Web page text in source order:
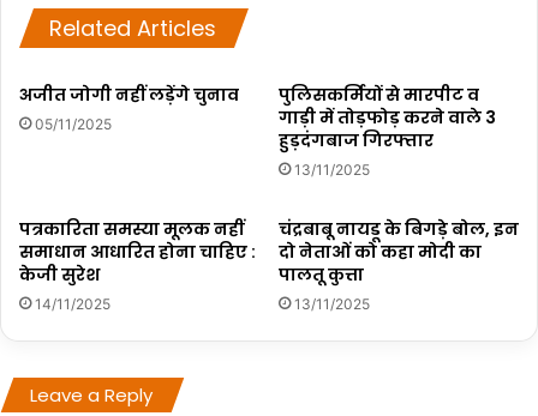
Related Articles
अजीत जोगी नहीं लड़ेंगे चुनाव
05/11/2025
पुलिसकर्मियों से मारपीट व
गाड़ी में तोड़फोड़ करने वाले 3
हुड़दंगबाज गिरफ्तार
13/11/2025
पत्रकारिता समस्या मूलक नहीं
समाधान आधारित होना चाहिए :
केजी सुरेश
14/11/2025
चंद्रबाबू नायडू के बिगड़े बोल, इन
दो नेताओं को कहा मोदी का
पालतू कुत्ता
13/11/2025
Leave a Reply